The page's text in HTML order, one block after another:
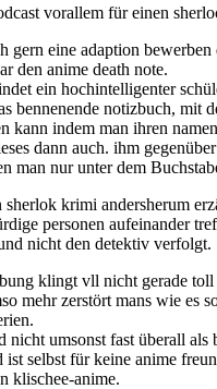
vorallem für einen
gern eine adaption bewerben
den anime death note.
ein hochintelligenter
bennenende notizbuch, mit
kann indem man ihren
dann auch. ihm
man nur unter dem
sherlok krimi andersherum
personen aufeinander
nicht den detektiv verfolgt.
klingt vll nicht gerade toll
mehr zerstört mans wie es
nicht umsonst fast überall als
ist selbst für keine anime
klischee-anime.